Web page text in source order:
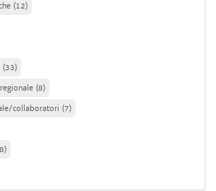
12
33
8
collaboratori 7
8